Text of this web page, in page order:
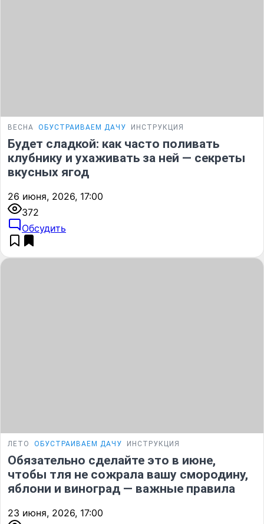
ВЕСНА ОБУСТРАИВАЕМ ДАЧУ ИНСТРУКЦИЯ
Будет сладкой: как часто поливать
клубнику и ухаживать за ней — секреты
вкусных ягод
26 июня, 2026, 17:00
372
Обсудить
ЛЕТО ОБУСТРАИВАЕМ ДАЧУ ИНСТРУКЦИЯ
Обязательно сделайте это в июне,
чтобы тля не сожрала вашу смородину,
яблони и виноград — важные правила
23 июня, 2026, 17:00